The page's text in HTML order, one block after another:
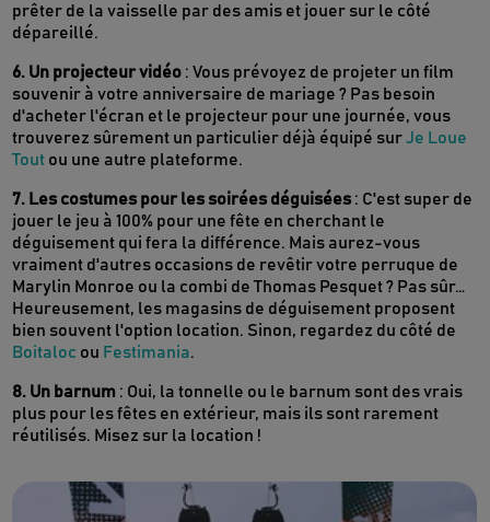
prêter de la vaisselle par des amis et jouer sur le côté
dépareillé.
6. Un projecteur vidéo : Vous prévoyez de projeter un film
souvenir à votre anniversaire de mariage ? Pas besoin
d'acheter l'écran et le projecteur pour une journée, vous
trouverez sûrement un particulier déjà équipé surJe Loue
Tout ou une autre plateforme.
7. Les costumes pour les soirées déguisées : C'est super de
jouer le jeu à 100% pour une fête en cherchant le
déguisement qui fera la différence. Mais aurez-vous
vraiment d'autres occasions de revêtir votre perruque de
Marylin Monroe ou la combi de Thomas Pesquet ? Pas sûr…
Heureusement, les magasins de déguisement proposent
bien souvent l'option location. Sinon, regardez du côté de
Boitaloc ou Festimania.
8. Un barnum : Oui, la tonnelle ou le barnum sont des vrais
plus pour les fêtes en extérieur, mais ils sont rarement
réutilisés. Misez sur la location !